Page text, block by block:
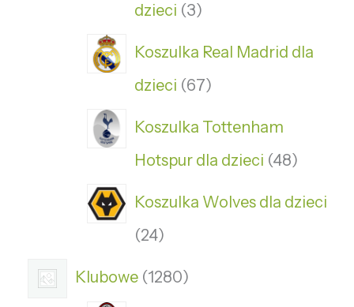
dzieci 3
Koszulka Real Madrid dla
dzieci 67
Koszulka Tottenham
Hotspur dla dzieci 48
Koszulka Wolves dla dzieci
24
Klubowe 1280